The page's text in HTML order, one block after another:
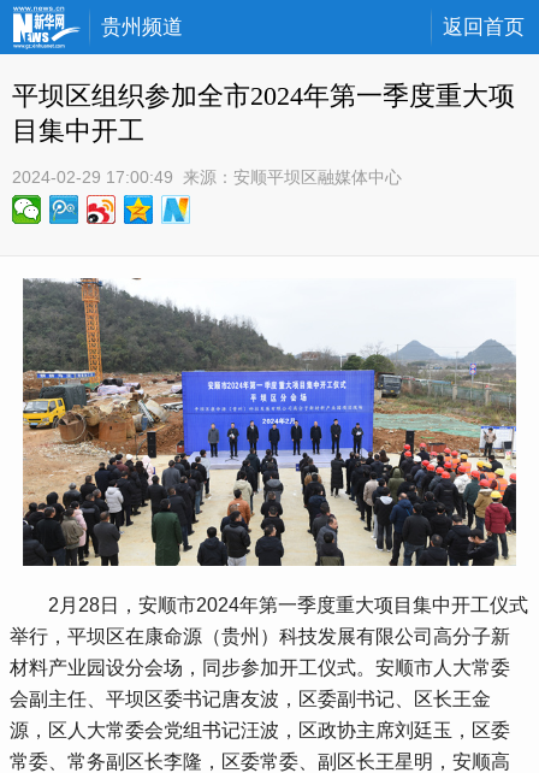
贵州频道 返回首页
平坝区组织参加全市2024年第一季度重大项
目集中开工
2024-02-29 17:00:49 来源： 安顺平坝区融媒体中心
2月28日，安顺市2024年第一季度重大项目集中开工仪式
举行，平坝区在康命源（贵州）科技发展有限公司高分子新
材料产业园设分会场，同步参加开工仪式。安顺市人大常委
会副主任、平坝区委书记唐友波，区委副书记、区长王金
源，区人大常委会党组书记汪波，区政协主席刘廷玉，区委
常委、常务副区长李隆，区委常委、副区长王星明，安顺高